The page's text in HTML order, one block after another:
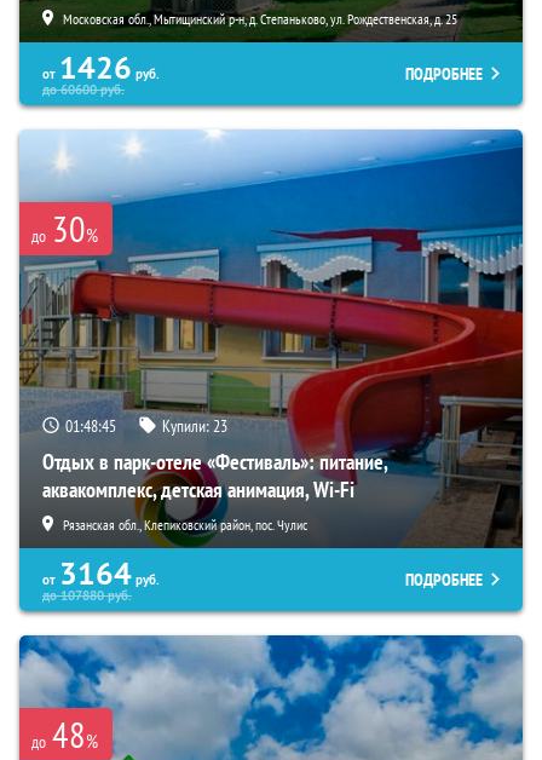
Московская обл., Мытищинский р-н, д. Степаньково, ул. Рождественская, д. 25
от 1426 руб.
до60600руб.
ПОДРОБНЕЕ
до 30%
01:48:44 Купили:23
Отдых в парк-отеле «Фестиваль»: питание,
аквакомплекс, детская анимация, Wi-Fi
Рязанская обл., Клепиковский район, пос. Чулис
от 3164 руб.
до107880руб.
ПОДРОБНЕЕ
до 48%